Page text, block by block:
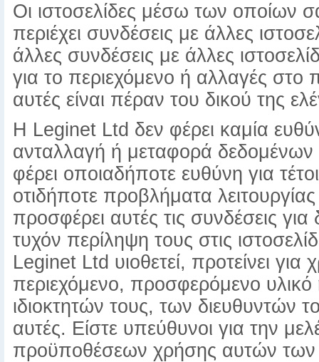
Οι ιστοσελίδες μέσω των οποίων
περιέχει συνδέσεις με άλλες
άλλες συνδέσεις με άλλες
για το περιεχόμενο ή αλλαγές στο
αυτές είναι πέραν του δικού της
Η Leginet Ltd δεν φέρει καμία
ανταλλαγή ή μεταφορά δεδομένων
φέρει οποιαδήποτε ευθύνη για
οτιδήποτε προβλήματα
προσφέρει αυτές τις συνδέσεις
τυχόν περίληψη τους στις
Leginet Ltd υιοθετεί, προτείνει για
περιεχόμενο, προσφερόμενο
ιδιοκτητών τους, των διευθυντών
αυτές. Είστε υπεύθυνοι για την
προϋποθέσεων χρήσης αυτών των